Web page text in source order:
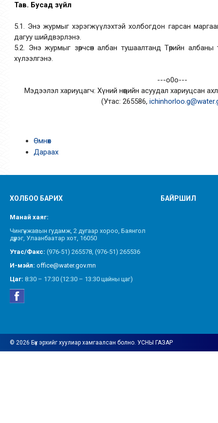
Тав. Бусад зүйл
5.1. Энэ журмыг хэрэгжүүлэхтэй холбогдон гарсан
дагуу шийдвэрлэнэ.
5.2. Энэ журмыг зөрчсөн албан тушаалтанд Төрийн албаны
хүлээлгэнэ.
---о0о---
Мэдээлэл хариуцагч: Хүний нөөцийн асуудал хариуцсан
(Утас: 265586,
Өмнөх
Дараах
ХОЛБОО БАРИХ
Манай хаяг:
Чингүнжавын гудамж, 2 дугаар хороо, Баянгол
дүүрэг, Улаанбаатар хот, 16050
Утас/Факс: (976-51) 265578, (976-51) 265536
И-мэйл: office@water.gov.mn
Цаг: 8:30 – 17:30 (12:30 – 13:30 цайны цаг)
БАЙРШИЛ
© 2026 Бүх эрхийг хуулиар хамгаалсан болно. УСНЫ ГАЗАР